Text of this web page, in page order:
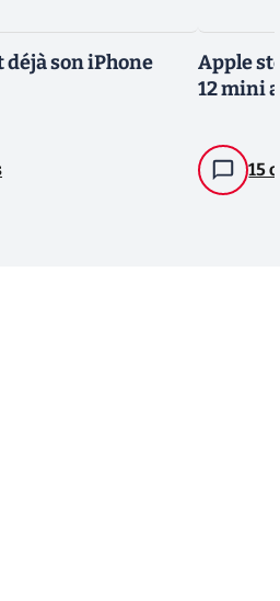
son iPhone
Apple
12 mini
15